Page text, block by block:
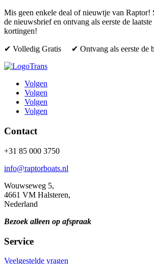
Mis geen enkele deal of nieuwtje van
de nieuwsbrief en ontvang als eerste de laatste
kortingen!
✔ Volledig Gratis ✔ Ontvang als eerste de
Volgen
Volgen
Volgen
Volgen
Contact
+31 85 000 3750
info@raptorboats.nl
Wouwseweg 5,
4661 VM Halsteren,
Nederland
Bezoek alleen op afspraak
Service
Veelgestelde vragen